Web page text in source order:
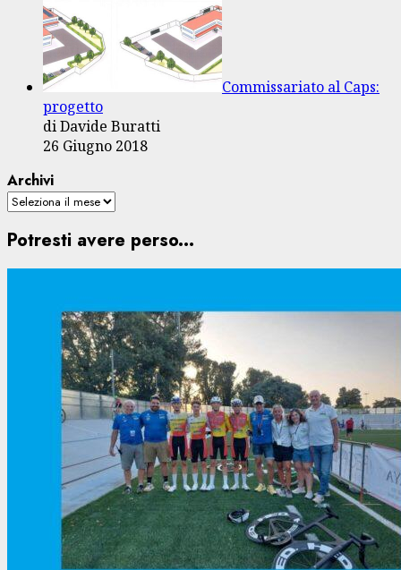
Commissariato al Caps:
progetto
di Davide Buratti
26 Giugno 2018
Archivi
Potresti avere perso...